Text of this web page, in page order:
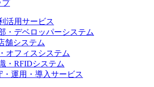
プ
活用サービス
・デベロッパーシステム
舗システム
オフィスシステム
・RFIDシステム
・運用・導入サービス